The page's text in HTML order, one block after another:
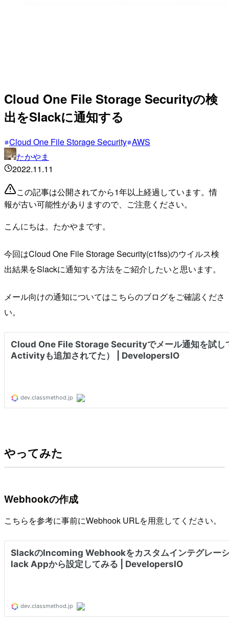
Cloud One File Storage Securityの検
出をSlackに通知する
Cloud One File Storage Security AWS
たかやま
2022.11.11
この記事は公開されてから1年以上経過しています。情
報が古い可能性がありますので、ご注意ください。
こんにちは。たかやまです。
今回はCloud One File Storage Security(c1fss)のウイルス検
出結果をSlackに通知する方法をご紹介したいと思います。
メール向けの通知についてはこちらのブログをご確認くださ
い。
やってみた
Webhookの作成
こちらを参考に事前にWebhook URLを用意してください。